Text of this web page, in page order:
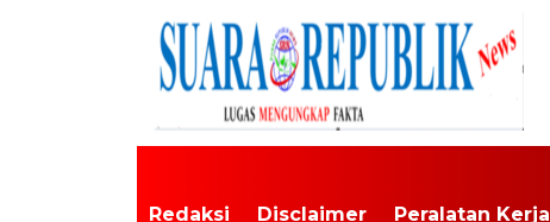
Redaksi Disclaimer Peralatan Kerja